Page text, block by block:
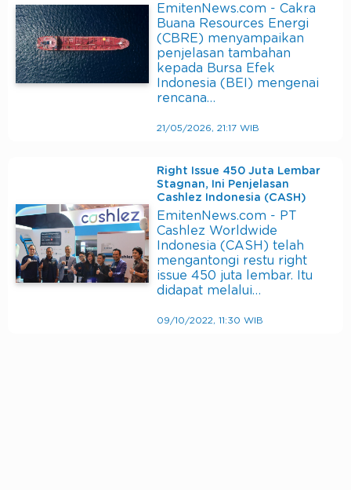
EmitenNews.com - Cakra
Buana Resources Energi
(CBRE) menyampaikan
penjelasan tambahan
kepada Bursa Efek
Indonesia (BEI) mengenai
rencana…
21/05/2026, 21:17 WIB
Right Issue 450 Juta Lembar
Stagnan, Ini Penjelasan
Cashlez Indonesia (CASH)
EmitenNews.com - PT
Cashlez Worldwide
Indonesia (CASH) telah
mengantongi restu right
issue 450 juta lembar. Itu
didapat melalui…
09/10/2022, 11:30 WIB